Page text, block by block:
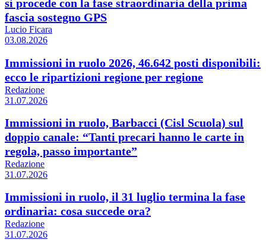
si procede con la fase straordinaria della prima
fascia sostegno GPS
Lucio Ficara
03.08.2026
Immissioni in ruolo 2026, 46.642 posti disponibili:
ecco le ripartizioni regione per regione
Redazione
31.07.2026
Immissioni in ruolo, Barbacci (Cisl Scuola) sul
doppio canale: “Tanti precari hanno le carte in
regola, passo importante”
Redazione
31.07.2026
Immissioni in ruolo, il 31 luglio termina la fase
ordinaria: cosa succede ora?
Redazione
31.07.2026